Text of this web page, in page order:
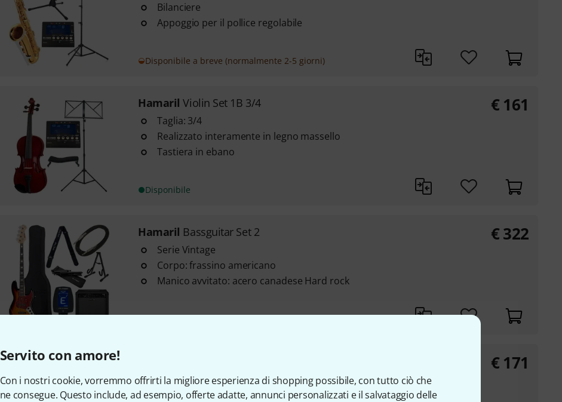
Servito con amore!
Con i nostri cookie, vorremmo offrirti la migliore esperienza di shopping possibile, con tutto ciò che
ne consegue. Questo include, ad esempio, offerte adatte, annunci personalizzati e il salvataggio delle
Bilanciere
Appoggio per il pollice regolabile
Disponibile a breve (normalmente 2-5 giorni)
Hamaril Violin Set 1B 3/4
Taglia: 3/4
Realizzato interamente in legno massello
Tastiera in ebano
Disponibile
€ 161
Hamaril Bassguitar Set 2
Serie Vintage
Corpo: frassino americano
Manico avvitato: acero canadese Hard rock
Disponibile
€322
Taglia: 3/4
Top: abete rosso laminato
€ 171